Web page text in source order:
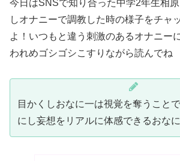
今日はSNSで知り合った中学2年生相
しオナニーで調教した時の様子をチャ
よ！いつもと違う刺激のあるオナニー
われめゴシゴシこすりながら読んでね
目かくしおなに一は視覚を奪うこと
にし妄想をリアルに体感できるおな